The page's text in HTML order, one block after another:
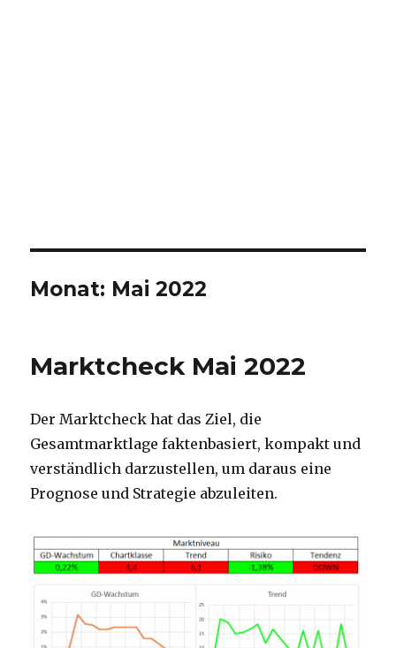
Monat: Mai 2022
Marktcheck Mai 2022
Der Marktcheck hat das Ziel, die
Gesamtmarktlage faktenbasiert, kompakt und
verständlich darzustellen, um daraus eine
Prognose und Strategie abzuleiten.